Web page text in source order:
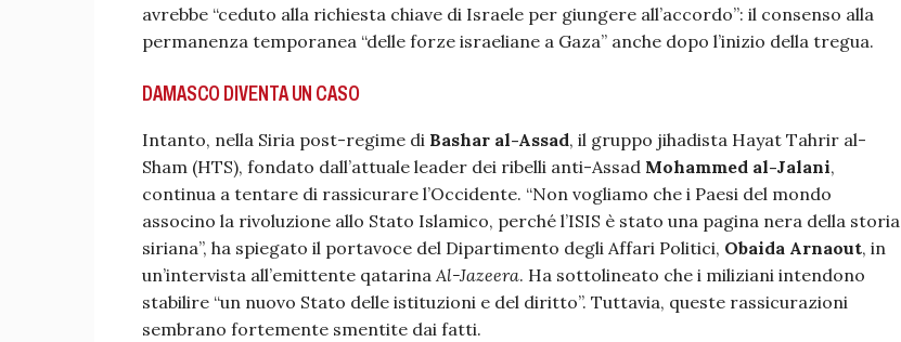
avrebbe “ceduto alla richiesta chiave di Israele per giungere all’accordo”: il consenso alla
permanenza temporanea “delle forze israeliane a Gaza” anche dopo l’inizio della tregua.
DAMASCO DIVENTA UN CASO
Intanto, nella Siria post-regime di Bashar al-Assad, il gruppo jihadista Hayat Tahrir al-
Sham (HTS), fondato dall’attuale leader dei ribelli anti-Assad Mohammed al-Jalani,
continua a tentare di rassicurare l’Occidente. “Non vogliamo che i Paesi del mondo
associno la rivoluzione allo Stato Islamico, perché l’ISIS è stato una pagina nera della storia
siriana”, ha spiegato il portavoce del Dipartimento degli Affari Politici, Obaida Arnaout, in
un’intervista all’emittente qatarinaAl-Jazeera. Ha sottolineato che i miliziani intendono
stabilire “un nuovo Stato delle istituzioni e del diritto”. Tuttavia, queste rassicurazioni
sembrano fortemente smentite dai fatti.